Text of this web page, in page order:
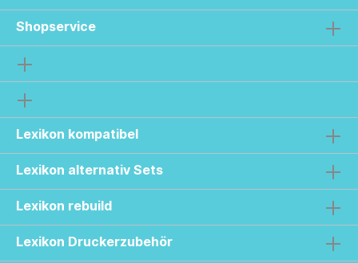
Shopservice
Lexikon kompatibel
Lexikon alternativ Sets
Lexikon rebuild
Lexikon Druckerzubehör